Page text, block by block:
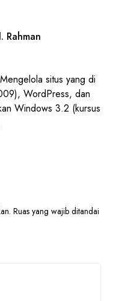
Rahman
situs yang di
WordPress, dan
Windows 3.2 (kursus
Ruas yang wajib ditandai